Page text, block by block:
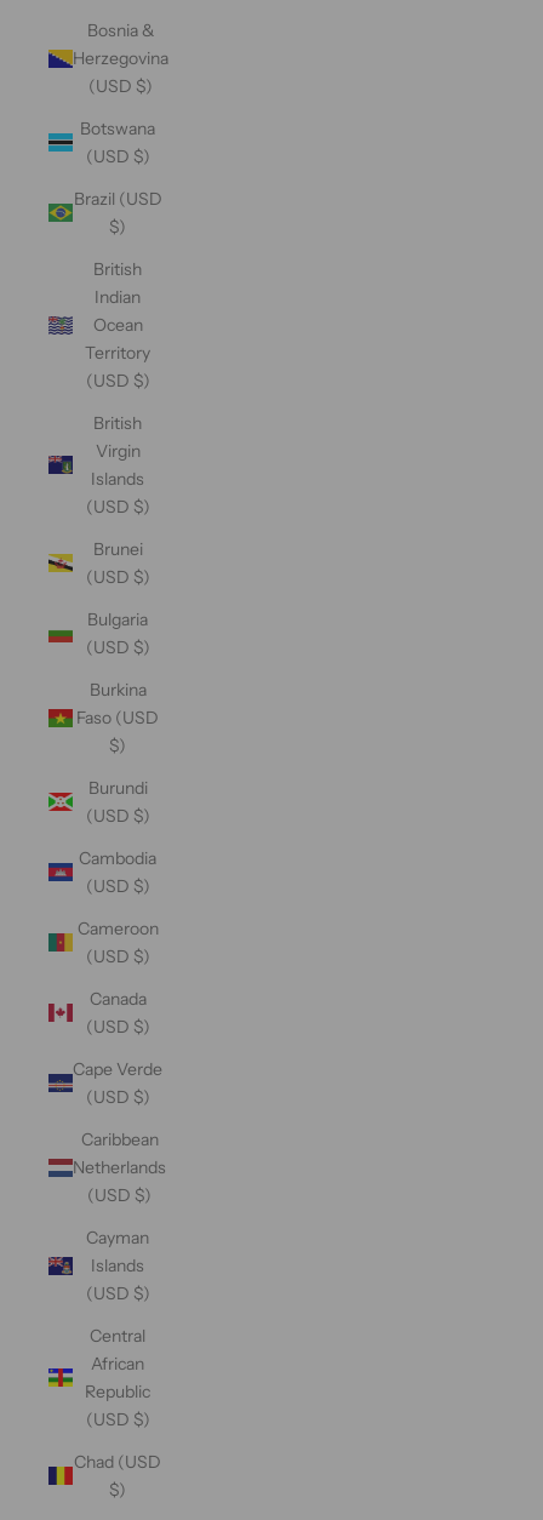
Bosnia &
Herzegovina
(USD $)
Botswana
(USD $)
Brazil (USD
$)
British
Indian
Ocean
Territory
(USD $)
British
Virgin
Islands
(USD $)
Brunei
(USD $)
Bulgaria
(USD $)
Burkina
Faso (USD
$)
Burundi
(USD $)
Cambodia
(USD $)
Cameroon
(USD $)
Canada
(USD $)
Cape Verde
(USD $)
Caribbean
Netherlands
(USD $)
Cayman
Islands
(USD $)
Central
African
Republic
(USD $)
Chad (USD
$)